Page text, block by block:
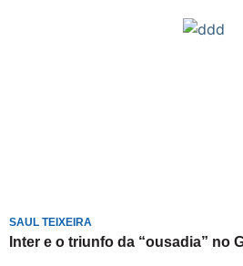
SAUL TEIXEIRA
Inter e o triunfo da “ousadia” no